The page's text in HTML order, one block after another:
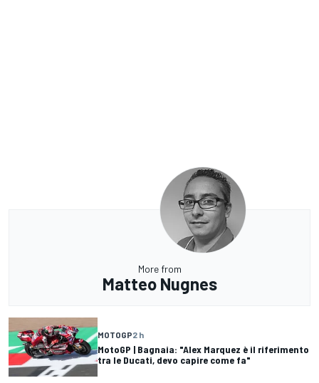
More from
Matteo Nugnes
MOTOGP2 h
MotoGP | Bagnaia: "Alex Marquez è il riferimento
tra le Ducati, devo capire come fa"